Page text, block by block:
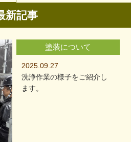
新記事
塗装について
2025.09.27
洗浄作業の様子をご紹介し
ます。